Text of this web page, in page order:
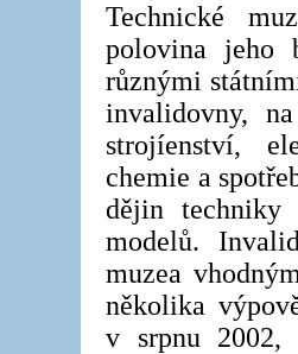
Technické
polovina jeho
různými
invalidovny,
strojíenství,
chemie a
dějin techniky
modelů.
muzea
několika
v srpnu 2002,